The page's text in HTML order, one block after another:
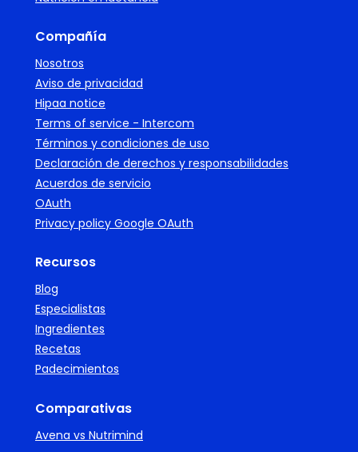
Compañía
Nosotros
Aviso de privacidad
Hipaa notice
Terms of service - Intercom
Términos y condiciones de uso
Declaración de derechos y responsabilidades
Acuerdos de servicio
OAuth
Privacy policy Google OAuth
Recursos
Blog
Especialistas
Ingredientes
Recetas
Padecimientos
Comparativas
Avena vs Nutrimind